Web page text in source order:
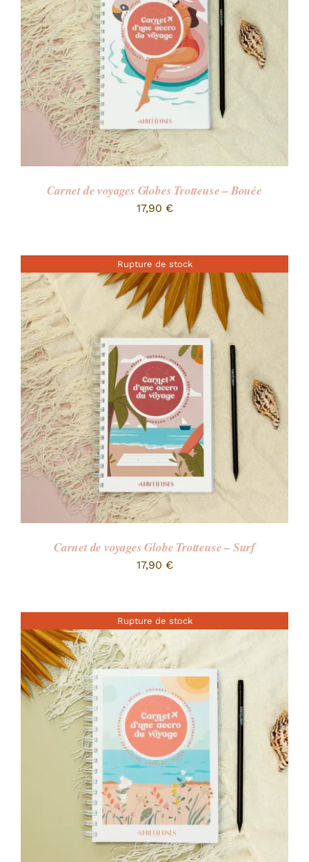
Carnet de voyages Globes Trotteuse – Bouée
17,90 €
Rupture de stock
Carnet de voyages Globe Trotteuse – Surf
17,90 €
Rupture de stock